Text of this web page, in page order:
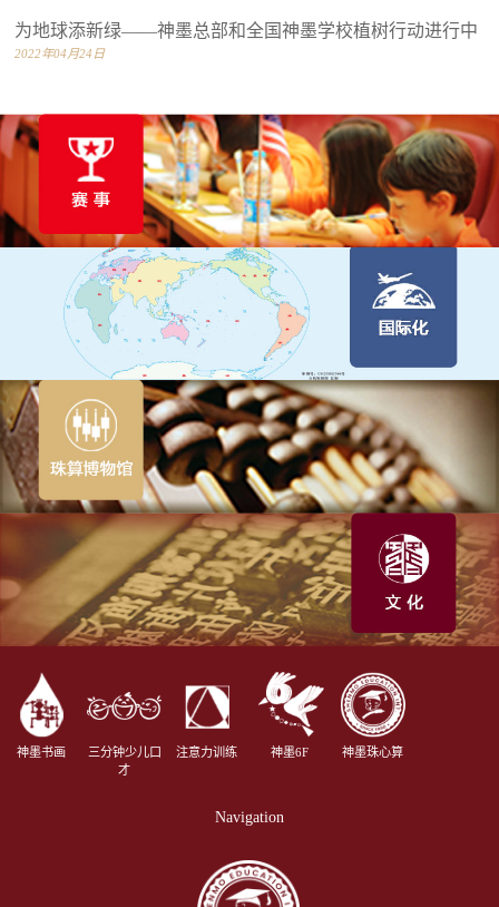
为地球添新绿——神墨总部和全国神墨学校植树行动进行中
2022年04月24日
神墨书画
三分钟少儿口
才
注意力训练 神墨6F 神墨珠心算
Navigation